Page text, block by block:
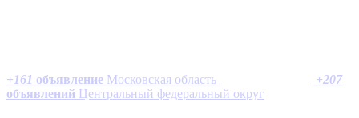
+161 объявление Московская область +207
объявлений Центральный федеральный округ